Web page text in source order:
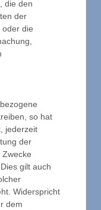
die den
der
oder die
so hat
jederzeit
der
gilt auch
Widerspricht
dem